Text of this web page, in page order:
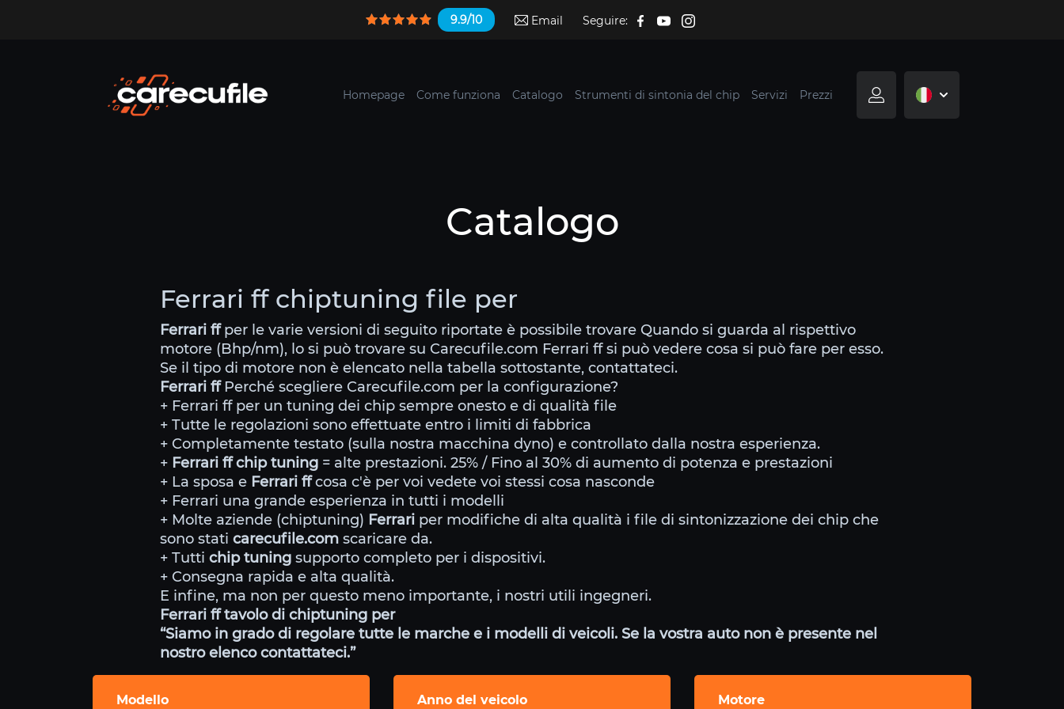
9.9/10 Email Seguire:
Homepage Come funziona Catalogo Strumenti di sintonia del chip Servizi Prezzi
Catalogo
Ferrari ff chiptuning file per
Ferrari ffper le varie versioni di seguito riportate è possibile trovare Quando si guarda al rispettivo
motore (Bhp/nm), lo si può trovare su Carecufile.com Ferrari ff si può vedere cosa si può fare per esso.
Se il tipo di motore non è elencato nella tabella sottostante, contattateci.
Ferrari ffPerché scegliere Carecufile.com per la configurazione?
+ Ferrari ff per un tuning dei chip sempre onesto e di qualità file
+ Tutte le regolazioni sono effettuate entro i limiti di fabbrica
+ Completamente testato (sulla nostra macchina dyno) e controllato dalla nostra esperienza.
+ Ferrari ff chip tuning = alte prestazioni. 25% / Fino al 30% di aumento di potenza e prestazioni
+ La sposa e Ferrari ffcosa c'è per voi vedete voi stessi cosa nasconde
+ Ferrari una grande esperienza in tutti i modelli
+ Molte aziende (chiptuning) Ferrari per modifiche di alta qualità i file di sintonizzazione dei chip che
sono stati carecufile.com scaricare da.
+ Tutti chip tuning supporto completo per i dispositivi.
+ Consegna rapida e alta qualità.
E infine, ma non per questo meno importante, i nostri utili ingegneri.
Ferrari ff tavolo di chiptuning per
“Siamo in grado di regolare tutte le marche e i modelli di veicoli. Se la vostra auto non è presente nel
nostro elenco contattateci.”
Modello Anno del veicolo Motore